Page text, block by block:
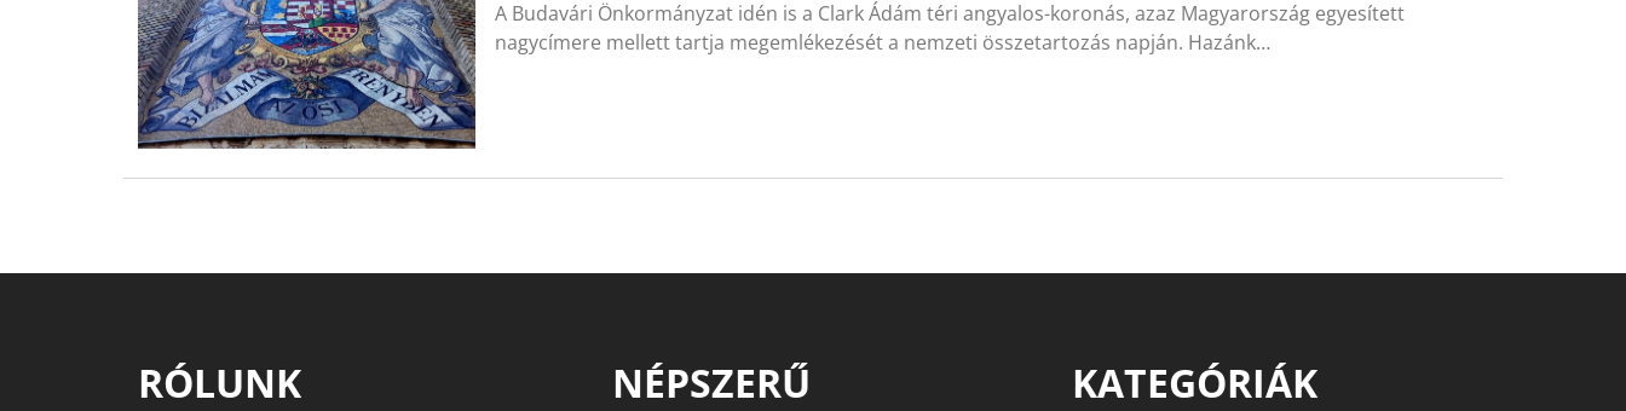
A Budavári Önkormányzat idén is a Clark Ádám téri angyalos-koronás, azaz Magyarország egyesített
nagycímere mellett tartja megemlékezését a nemzeti összetartozás napján. Hazánk…
RÓLUNK NÉPSZERŰ KATEGÓRIÁK